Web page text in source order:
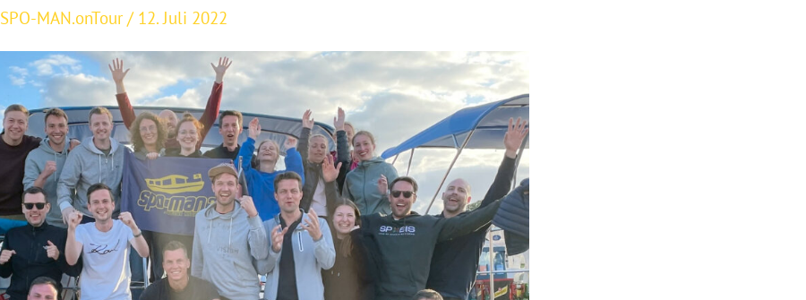
SPO-MAN.onTour/ 12. Juli 2022